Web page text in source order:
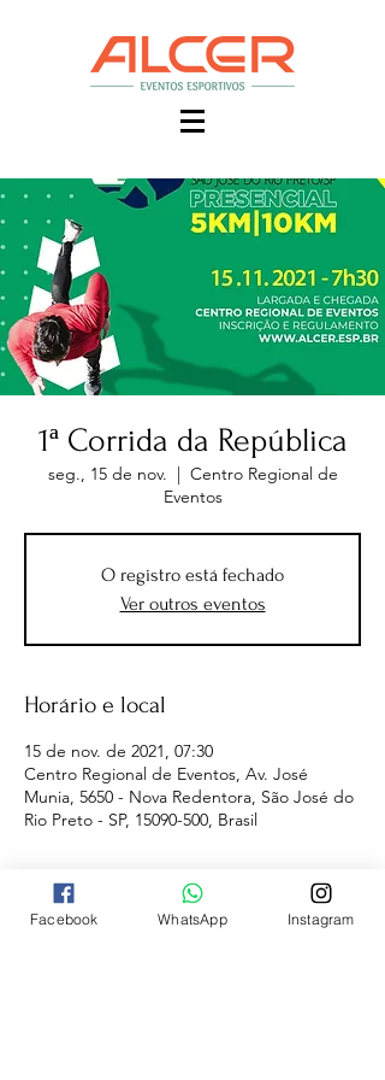
1ª Corrida da República
seg., 15 de nov.
  |
Centro Regional de
Eventos
O registro está fechado
Ver outros eventos
Horário e local
15 de nov. de 2021, 07:30
Centro Regional de Eventos, Av. José
Munia, 5650 - Nova Redentora, São José do
Rio Preto - SP, 15090-500, Brasil
Facebook WhatsApp Instagram